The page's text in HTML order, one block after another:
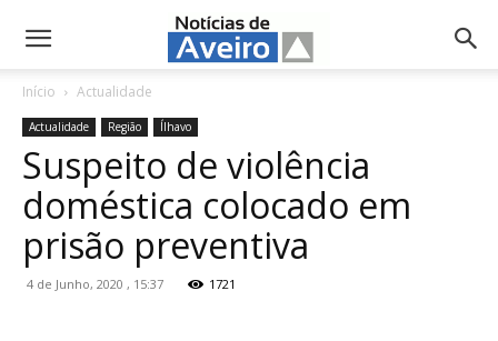
NotíciasdeAveiro.pt
Início Actualidade
Actualidade Região Ílhavo
Suspeito de violência
doméstica colocado em
prisão preventiva
4 de Junho, 2020 , 15:37 1721